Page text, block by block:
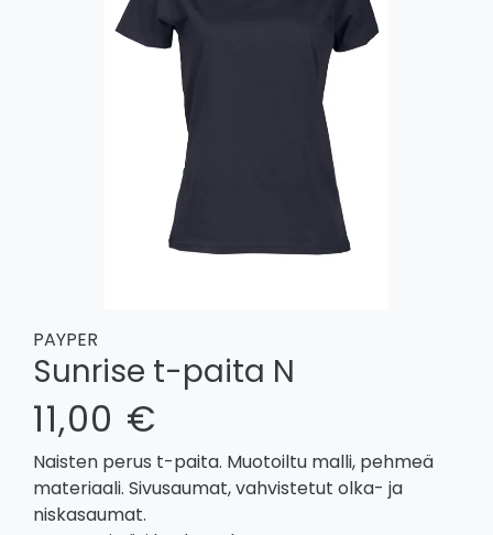
PAYPER
Sunrise t-paita N
11,00 €
Naisten perus t-paita. Muotoiltu malli, pehmeä
materiaali. Sivusaumat, vahvistetut olka- ja
niskasaumat.